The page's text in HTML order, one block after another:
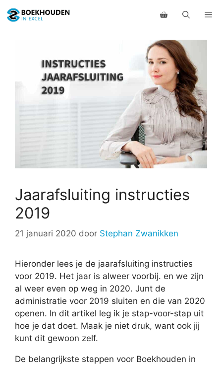
naar
Jaarafsluiting instructies
2019
21 januari 2020 door Stephan Zwanikken
Hieronder lees je de jaarafsluiting instructies
voor 2019. Het jaar is alweer voorbij. en we zijn
al weer even op weg in 2020. Junt de
administratie voor 2019 sluiten en die van 2020
openen. In dit artikel leg ik je stap-voor-stap uit
hoe je dat doet. Maak je niet druk, want ook jij
kunt dit gewoon zelf.
De belangrijkste stappen voor Boekhouden in